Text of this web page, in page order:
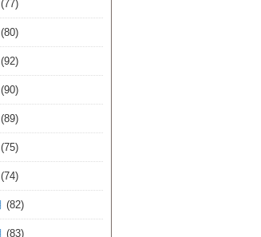
(77)
(80)
(92)
(90)
(89)
(75)
(74)
(82)
(83)